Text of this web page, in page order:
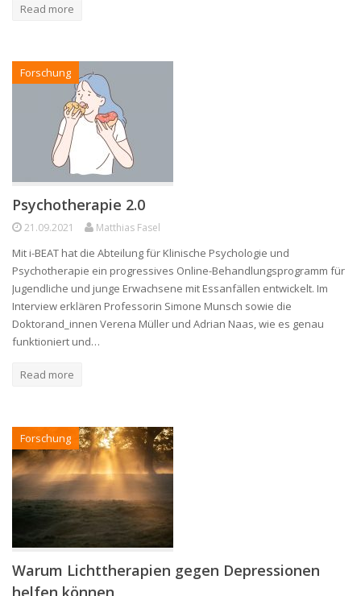
Read more
Forschung
Psychotherapie 2.0
21.09.2021 Matthias Fasel
Mit i-BEAT hat die Abteilung für Klinische Psychologie und
Psychotherapie ein progressives Online-Behandlungsprogramm für
Jugendliche und junge Erwachsene mit Essanfällen entwickelt. Im
Interview erklären Professorin Simone Munsch sowie die
Doktorand_innen Verena Müller und Adrian Naas, wie es genau
funktioniert und…
Read more
Forschung
Warum Lichttherapien gegen Depressionen
helfen können